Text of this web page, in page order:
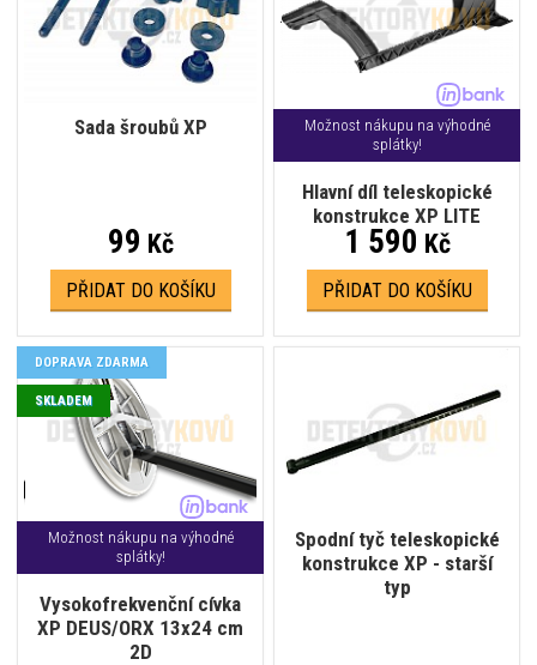
Sada šroubů XP
99 Kč
PŘIDAT DO KOŠÍKU
Možnost nákupu na výhodné
splátky!
Hlavní díl teleskopické
konstrukce XP LITE
1 590 Kč
PŘIDAT DO KOŠÍKU
Možnost nákupu na výhodné
splátky!
Vysokofrekvenční cívka
XP DEUS/ORX 13x24 cm
2D
DOPRAVA ZDARMA
SKLADEM
Spodní tyč teleskopické
konstrukce XP - starší
typ